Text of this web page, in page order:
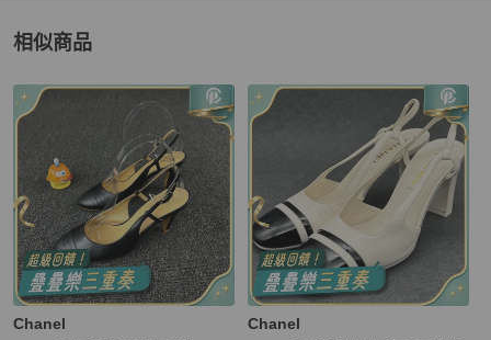
相似商品
更多相似Chanel女鞋推薦精品
Chanel Chanel